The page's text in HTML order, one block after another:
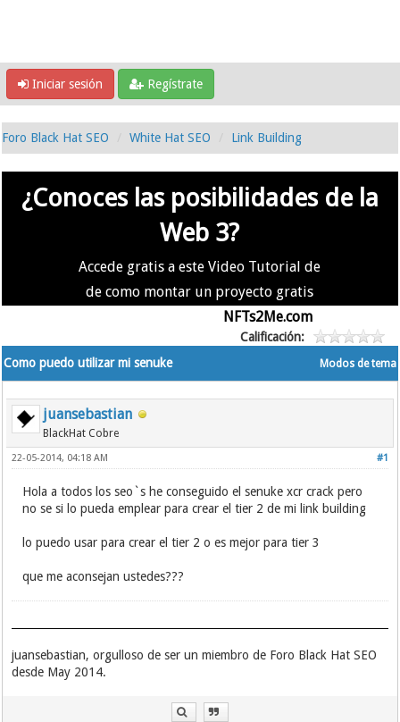
Iniciar sesión Regístrate
Foro Black Hat SEO White Hat SEO Link Building
¿Conoces las posibilidades de la
Web 3?
Accede gratis a este Video Tutorial de
de como montar un proyecto gratis
NFTs2Me.com
Calificación:
Modos de tema
Como puedo utilizar mi senuke
juansebastian
BlackHat Cobre
#1
22-05-2014, 04:18 AM
Hola a todos los seo`s he conseguido el senuke xcr crack pero
no se si lo pueda emplear para crear el tier 2 de mi link building
lo puedo usar para crear el tier 2 o es mejor para tier 3
que me aconsejan ustedes???
juansebastian, orgulloso de ser un miembro de Foro Black Hat SEO
desde May 2014.